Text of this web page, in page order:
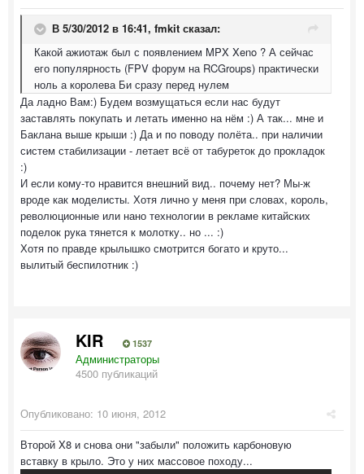
В 5/30/2012 в 16:41, fmkit сказал:
Какой ажиотаж был с появлением MPX Xeno ? А сейчас
его популярность (FPV форум на RCGroups) практически
ноль а королева Би сразу перед нулем
Да ладно Вам:) Будем возмущаться если нас будут
заставлять покупать и летать именно на нём :) А так... мне и
Баклана выше крыши :) Да и по поводу полёта.. при наличии
систем стабилизации - летает всё от табуреток до прокладок
:)
И если кому-то нравится внешний вид.. почему нет? Мы-ж
вроде как моделисты. Хотя лично у меня при словах, король,
революционные или нано технологии в рекламе китайских
поделок рука тянется к молотку.. но ... :)
Хотя по правде крылышко смотрится богато и круто...
вылитый беспилотник :)
KIR 1537
Администраторы
4500 публикаций
Опубликовано: 10 июня, 2012
Второй X8 и снова они "забыли" положить карбоновую
вставку в крыло. Это у них массовое походу...